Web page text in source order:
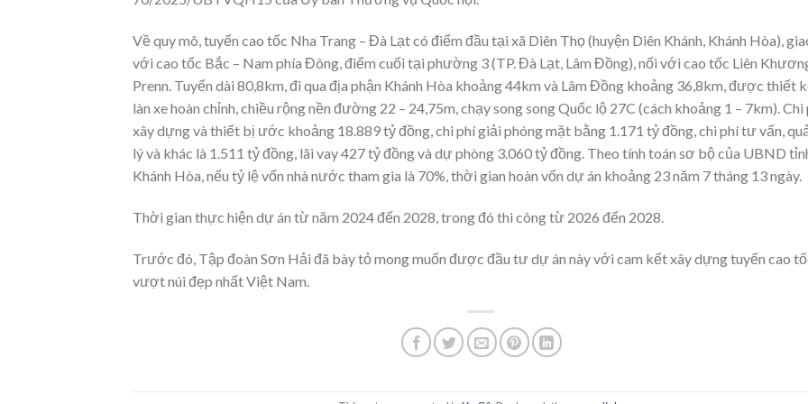
Về quy mô, tuyến cao tốc Nha Trang – Đà Lạt có điểm đầu tại xã Diên Thọ (huyện Diên Khánh, Khánh Hòa),
với cao tốc Bắc – Nam phía Đông, điểm cuối tại phường 3 (TP. Đà Lạt, Lâm Đồng), nối với cao tốc Liên
Prenn. Tuyến dài 80,8km, đi qua địa phận Khánh Hòa khoảng 44km và Lâm Đồng khoảng 36,8km, được thiết
làn xe hoàn chỉnh, chiều rộng nền đường 22 – 24,75m, chạy song song Quốc lộ 27C (cách khoảng 1 – 7km). Chi
xây dựng và thiết bị ước khoảng 18.889 tỷ đồng, chi phí giải phóng mặt bằng 1.171 tỷ đồng, chi phí tư vấn,
lý và khác là 1.511 tỷ đồng, lãi vay 427 tỷ đồng và dự phòng 3.060 tỷ đồng. Theo tính toán sơ bộ của UBND
Khánh Hòa, nếu tỷ lệ vốn nhà nước tham gia là 70%, thời gian hoàn vốn dự án khoảng 23 năm 7 tháng 13 ngày.
Thời gian thực hiện dự án từ năm 2024 đến 2028, trong đó thi công từ 2026 đến 2028.
Trước đó, Tập đoàn Sơn Hải đã bày tỏ mong muốn được đầu tư dự án này với cam kết xây dựng tuyến cao
vượt núi đẹp nhất Việt Nam.